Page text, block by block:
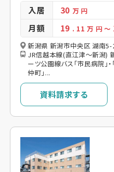
入居 30万 円
月額 19 . 11万 円 ～
新潟県 新潟市中央区 湖南5-
JR信越本線(直江津～新潟)
ーツ公園線バス「市民病院」・
仲町」...
資料請求する